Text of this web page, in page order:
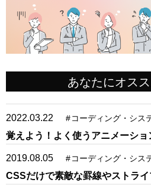
あなたにオス
2022.03.22 #コーディング・シス
覚えよう！よく使うアニメーショ
2019.08.05 #コーディング・シス
CSSだけで素敵な罫線やストラ